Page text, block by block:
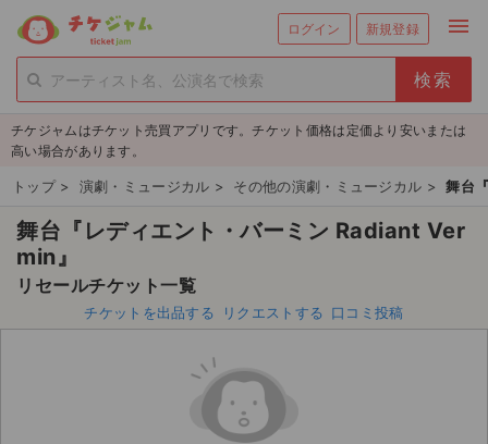
ログイン 新規登録 menu
person_add 新規会員登録
チケットを探す
新着チケット
値下げしたチケット
都道府県からチケットを探す
もうすぐ開催のチケット
チケットのリクエスト一覧
チケジャムはチケット売買アプリです。チケット価格は定価より安いまたは
高い場合があります。
トップ > 演劇・ミュージカル > その他の演劇・ミュージカル > 舞台
舞台『レディエント・バーミン Radiant Ver
min』
リセールチケット一覧
チケットを出品する リクエストする 口コミ投稿